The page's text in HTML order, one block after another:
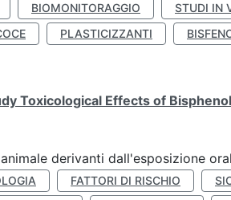
BIOMONITORAGGIO STUDI IN
PLASTICIZZANTI
Toxicological Effects of
derivanti dall'esposizione
FATTORI DI RISCHIO